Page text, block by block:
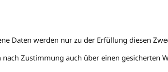
Daten werden nur zu der Erfüllung diesen
Zustimmung auch über einen gesicherten